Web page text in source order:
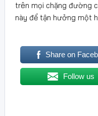
trên mọi chặng đường
này để tận hưởng một
Share on
Follow us